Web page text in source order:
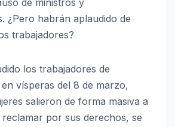
de ministros y
¿Pero habrán aplaudido de
trabajadores?
los trabajadores de
vísperas del 8 de marzo,
salieron de forma masiva a
por sus derechos, se